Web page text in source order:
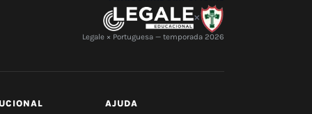
×
Legale × Portuguesa — temporada 2026
AJUDA